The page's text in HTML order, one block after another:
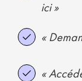
ici »
«
«